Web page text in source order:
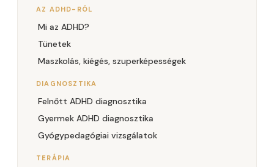
AZ ADHD-RÓL
Mi az ADHD?
Tünetek
Maszkolás, kiégés, szuperképességek
DIAGNOSZTIKA
Felnőtt ADHD diagnosztika
Gyermek ADHD diagnosztika
Gyógypedagógiai vizsgálatok
TERÁPIA